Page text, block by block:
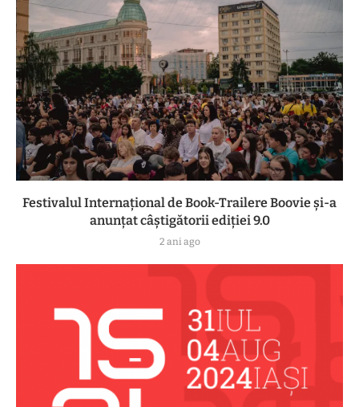
Festivalul Internațional de Book-Trailere Boovie și-a
anunțat câștigătorii ediției 9.0
2 ani ago